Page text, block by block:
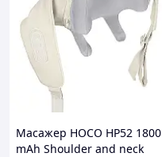
Масажер HOCO HP52 1800
mAh Shoulder and neck